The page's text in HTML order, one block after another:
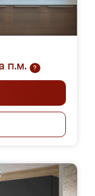
п.м.
?